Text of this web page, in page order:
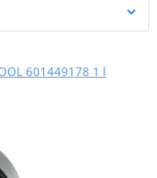
601449178 1 l